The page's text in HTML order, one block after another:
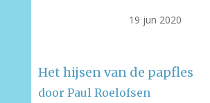
19 jun 2020
Het hijsen van de papfles
door Paul Roelofsen